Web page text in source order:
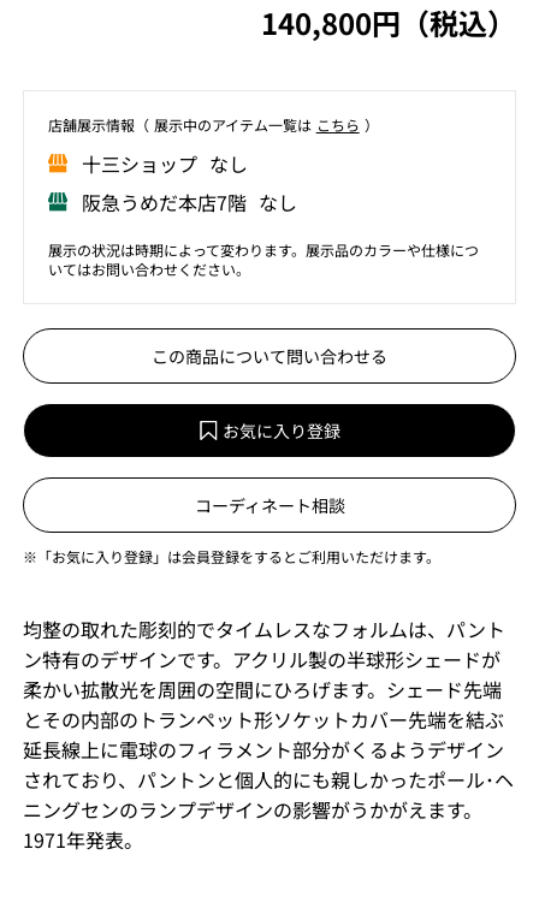
140,800円（税込）
店舗展⽰情報（ 展⽰中のアイテム⼀覧は こちら ）
⼗三ショップ なし
阪急うめだ本店7階 なし
展示の状況は時期によって変わります。展示品のカラーや仕様につ
いてはお問い合わせください。
この商品について問い合わせる
お気に入り登録
コーディネート相談
※「お気に入り登録」は会員登録をするとご利用いただけます。
均整の取れた彫刻的でタイムレスなフォルムは、パント
ン特有のデザインです。アクリル製の半球形シェードが
柔かい拡散光を周囲の空間にひろげます。シェード先端
とその内部のトランペット形ソケットカバー先端を結ぶ
延長線上に電球のフィラメント部分がくるようデザイン
されており、パントンと個人的にも親しかったポール･ヘ
ニングセンのランプデザインの影響がうかがえます。
1971年発表。